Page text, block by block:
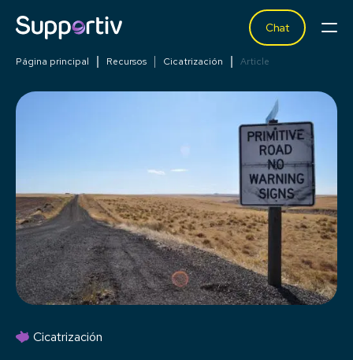
Chat
Página principal Recursos Cicatrización Article
Cicatrización